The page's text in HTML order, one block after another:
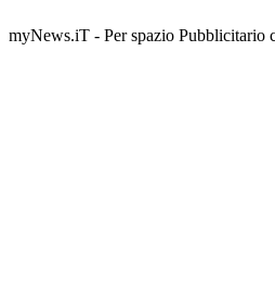
myNews.iT - Per spazio Pubblicitario